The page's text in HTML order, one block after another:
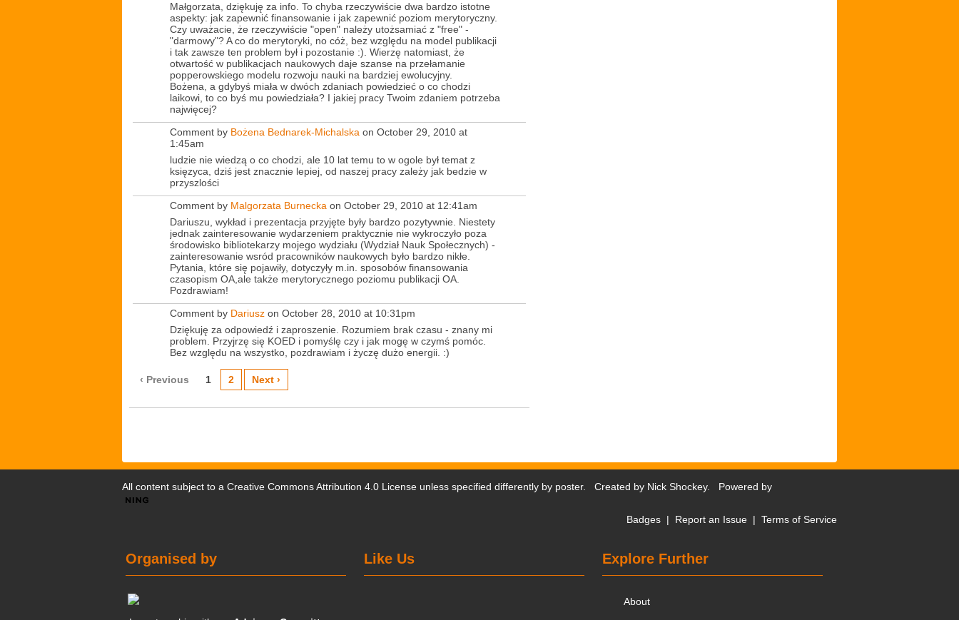
Małgorzata, dziękuję za info. To chyba rzeczywiście dwa bardzo istotne
aspekty: jak zapewnić finansowanie i jak zapewnić poziom merytoryczny.
Czy uważacie, że rzeczywiście "open" należy utożsamiać z "free" -
"darmowy"? A co do merytoryki, no cóż, bez względu na model publikacji
i tak zawsze ten problem był i pozostanie :). Wierzę natomiast, że
otwartość w publikacjach naukowych daje szanse na przełamanie
popperowskiego modelu rozwoju nauki na bardziej ewolucyjny.
Bożena, a gdybyś miała w dwóch zdaniach powiedzieć o co chodzi
laikowi, to co byś mu powiedziała? I jakiej pracy Twoim zdaniem potrzeba
najwięcej?
Comment by Bożena Bednarek-Michalska on October 29, 2010 at
1:45am
ludzie nie wiedzą o co chodzi, ale 10 lat temu to w ogole był temat z
księzyca, dziś jest znacznie lepiej, od naszej pracy zależy jak bedzie w
przyszlości
Comment by Malgorzata Burnecka on October 29, 2010 at 12:41am
Dariuszu, wykład i prezentacja przyjęte były bardzo pozytywnie. Niestety
jednak zainteresowanie wydarzeniem praktycznie nie wykroczyło poza
środowisko bibliotekarzy mojego wydziału (Wydział Nauk Społecznych) -
zainteresowanie wsród pracowników naukowych było bardzo nikłe.
Pytania, które się pojawiły, dotyczyły m.in. sposobów finansowania
czasopism OA,ale także merytorycznego poziomu publikacji OA.
Pozdrawiam!
Comment by Dariusz on October 28, 2010 at 10:31pm
Dziękuję za odpowiedź i zaproszenie. Rozumiem brak czasu - znany mi
problem. Przyjrzę się KOED i pomyślę czy i jak mogę w czymś pomóc.
Bez względu na wszystko, pozdrawiam i życzę dużo energii. :)
‹ Previous 1 2 Next ›
All content subject to a Creative Commons Attribution 4.0 License unless specified differently by poster. Created by Nick Shockey. Powered by
Badges | Report an Issue | Terms of Service
Explore Further
About
Like Us
Organised by